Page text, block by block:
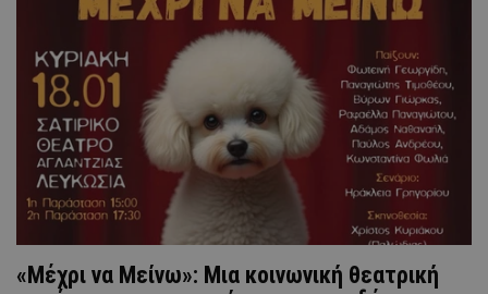
«Μέχρι να Μείνω»: Mια κοινωνική θεατρική